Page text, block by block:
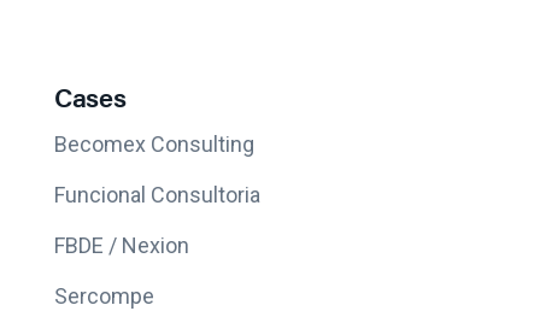
Cases
Becomex Consulting
Funcional Consultoria
FBDE / Nexion
Sercompe